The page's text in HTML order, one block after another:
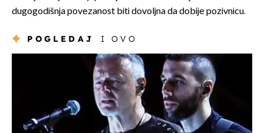
dugogodišnja povezanost biti dovoljna da dobije pozivnicu.
POGLEDAJ I OVO